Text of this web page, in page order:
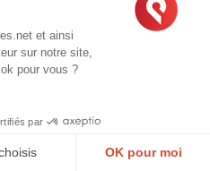
de milliers de
les uns par rapport
rappeler qu’il ne s’agit
de candidats potentiels
également de candidats
de tels
et ainsi
sur notre site,
pour vous ?
par
OK pour moi